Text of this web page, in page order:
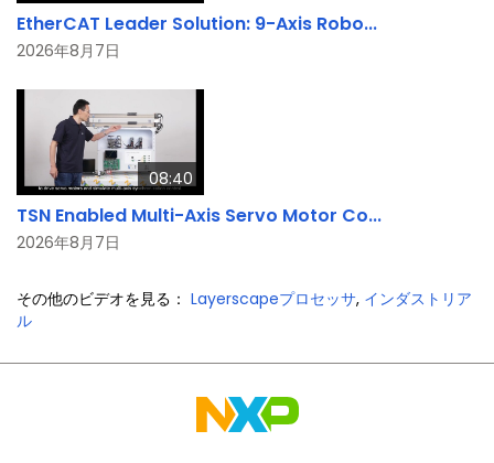
EtherCAT Leader Solution: 9-Axis Robo...
2026年8月7日
08:40
TSN Enabled Multi-Axis Servo Motor Co...
2026年8月7日
その他のビデオを見る： Layerscapeプロセッサ, インダストリア
ル